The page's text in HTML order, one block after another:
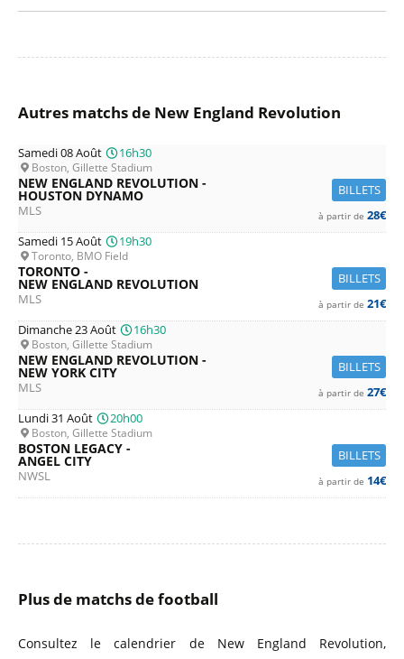
Autres matchs de New England Revolution
Samedi 08 Août 16h30
Boston, Gillette Stadium
BILLETS
NEW ENGLAND REVOLUTION -
HOUSTON DYNAMO
MLS à partir de 28€
Samedi 15 Août
19h30
Toronto, BMO Field
BILLETS
TORONTO -
NEW ENGLAND REVOLUTION
MLS à partir de 21€
Dimanche 23 Août
16h30
Boston, Gillette Stadium
BILLETS
NEW ENGLAND REVOLUTION -
NEW YORK CITY
MLS à partir de 27€
Lundi 31 Août
20h00
Boston, Gillette Stadium
BILLETS
BOSTON LEGACY -
ANGEL CITY
NWSL à partir de 14€
Plus de matchs de football
Consultez le calendrier de New England Revolution,